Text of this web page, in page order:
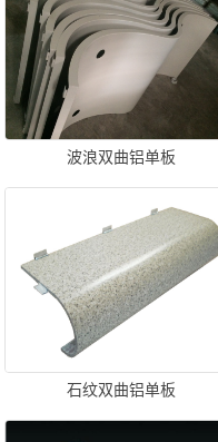
波浪双曲铝单板
石纹双曲铝单板